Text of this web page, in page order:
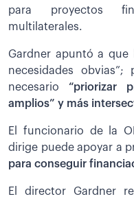
para proyectos
multilaterales.
Gardner apuntó a que
necesidades
necesario“priorizar
amplios” y más
El funcionario de la
dirige puede apoyar a
para conseguir
El director Gardner